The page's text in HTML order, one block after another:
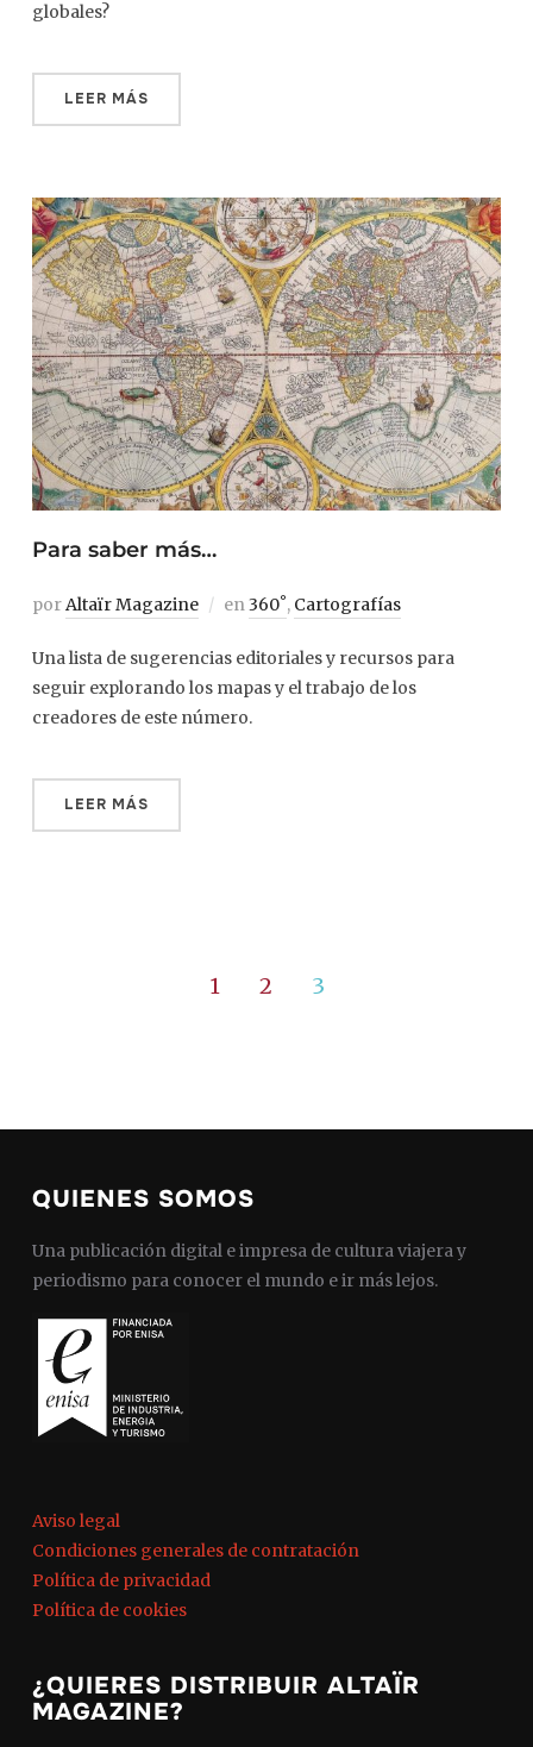
globales?
LEER MÁS
Para saber más…
porAltaïr Magazine en360˚, Cartografías
Una lista de sugerencias editoriales y recursos para
seguir explorando los mapas y el trabajo de los
creadores de este número.
LEER MÁS
1 2 3
QUIENES SOMOS
Una publicación digital e impresa de cultura viajera y
periodismo para conocer el mundo e ir más lejos.
Aviso legal
Condiciones generales de contratación
Política de privacidad
Política de cookies
¿QUIERES DISTRIBUIR ALTAÏR
MAGAZINE?